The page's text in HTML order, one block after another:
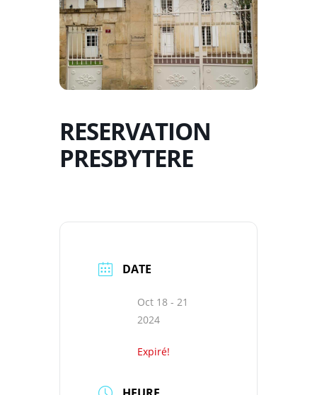
RESERVATION
PRESBYTERE
DATE
Oct 18 - 21
2024
Expiré!